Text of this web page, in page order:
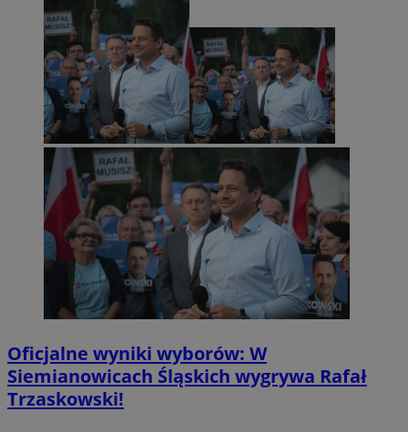
Oficjalne wyniki wyborów: W
Siemianowicach Śląskich wygrywa Rafał
Trzaskowski!